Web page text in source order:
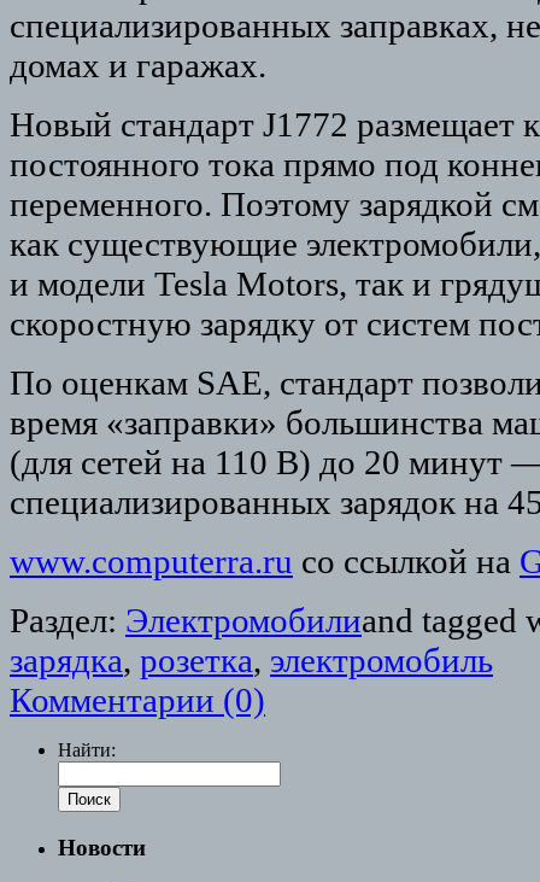
специализированных заправках,
домах и гаражах.
Новый стандарт J1772 размещает
постоянного тока прямо под
переменного. Поэтому зарядкой
как существующие
и модели Tesla Motors, так и
скоростную зарядку от систем
По оценкам SAE, стандарт
время «заправки» большинства
(для сетей на 110 В) до 20 минут
специализированных зарядок на
www.computerra.ru со ссылкой на
Раздел: Электромобилиand tagged
зарядка, розетка, электромобиль
Комментарии (0)
Найти:
Новости